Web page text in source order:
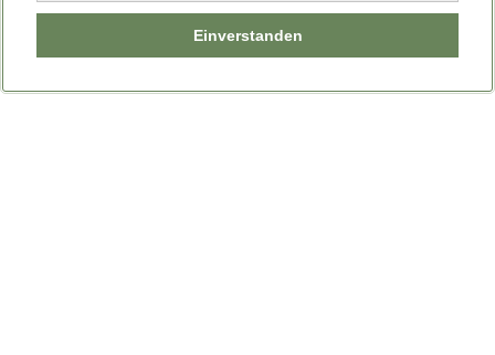
Einverstanden